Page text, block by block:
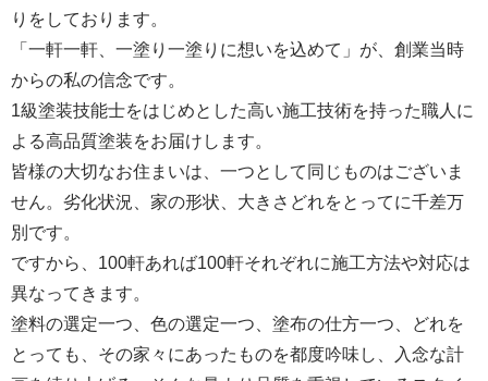
りをしております。
「一軒一軒、一塗り一塗りに想いを込めて」が、創業当時
からの私の信念です。
1級塗装技能士をはじめとした高い施工技術を持った職人に
よる高品質塗装をお届けします。
皆様の大切なお住まいは、一つとして同じものはございま
せん。劣化状況、家の形状、大きさどれをとってに千差万
別です。
ですから、100軒あれば100軒それぞれに施工方法や対応は
異なってきます。
塗料の選定一つ、色の選定一つ、塗布の仕方一つ、どれを
とっても、その家々にあったものを都度吟味し、入念な計